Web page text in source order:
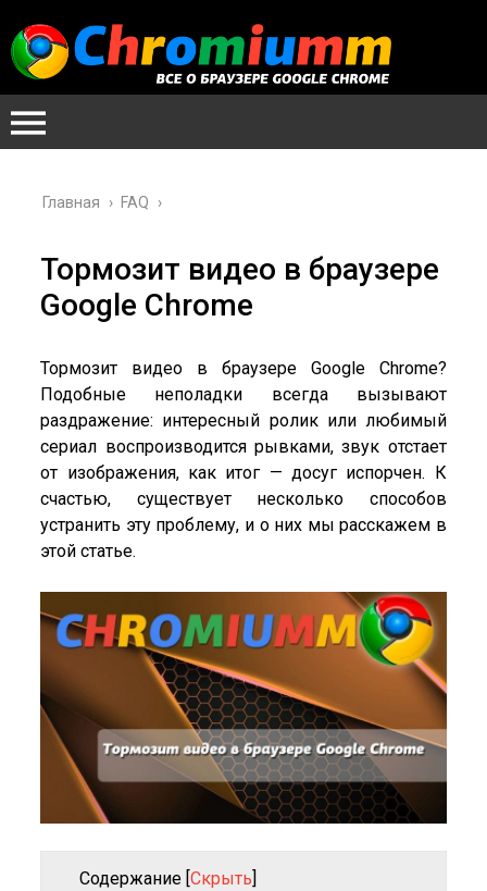
Главная › FAQ ›
Тормозит видео в браузере
Google Chrome
Тормозит видео в браузере Google Chrome?
Подобные неполадки всегда вызывают
раздражение: интересный ролик или любимый
сериал воспроизводится рывками, звук отстает
от изображения, как итог — досуг испорчен. К
счастью, существует несколько способов
устранить эту проблему, и о них мы расскажем в
этой статье.
Содержание [Скрыть